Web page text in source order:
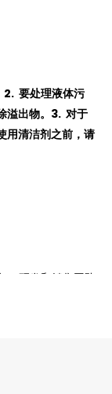
2. 要处理液体污
溢出物。3. 对于
用清洁剂之前，请